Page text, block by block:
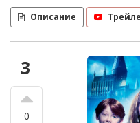
Описание
3
0